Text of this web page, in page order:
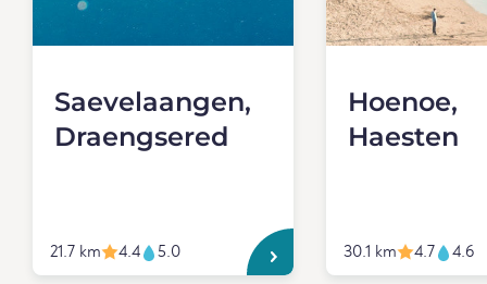
Saevelaangen,
Draengsered
21.7 km 4.4 5.0
Hoenoe,
Haesten
30.1 km 4.7 4.6